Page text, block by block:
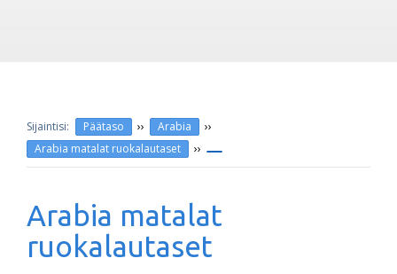
Päätaso ›› Arabia ››
Arabia matalat ruokalautaset ››
Arabia matalat
ruokalautaset